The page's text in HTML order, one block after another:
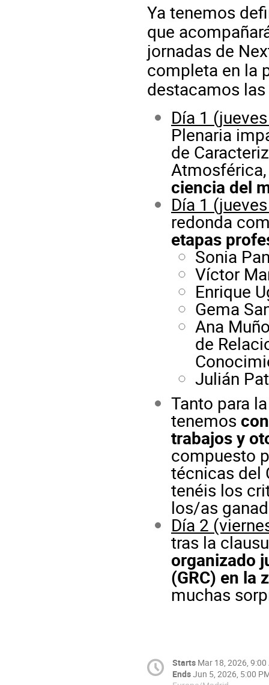
Ya tenemos
que
jornadas de
completa en la
destacamos
Día 1
Plenaria
de
ciencia del
Día 1
redonda
etapas
Sonia
Víctor
Enrique
Gema
Ana
de
Julián
Tanto para
tenemos
trabajos y
compuesto
técnicas del
tenéis los
los/as
Día 2
tras la
organizado
(GRC) en la
muchas
Starts Mar 18, 2026, 9:00
EndsJun 5, 2026, 5:00